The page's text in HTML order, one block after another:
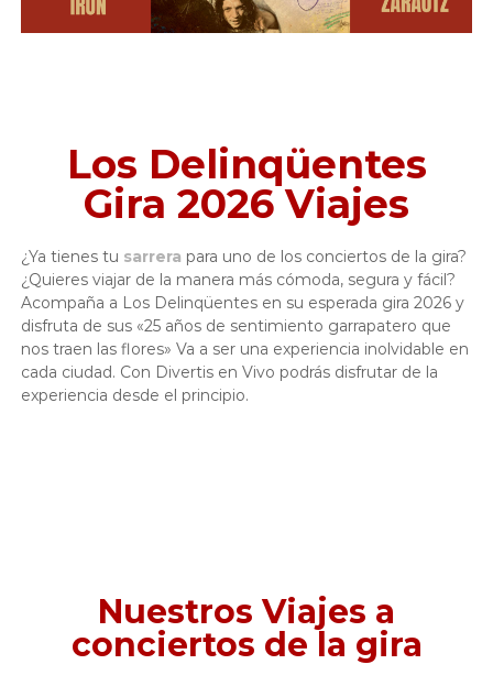
Los Delinqüentes
Gira 2026 Viajes
¿Ya tienes tu sarrera para uno de los conciertos de la gira?
¿Quieres viajar de la manera más cómoda, segura y fácil?
Acompaña a Los Delinqüentes en su esperada gira 2026 y
disfruta de sus «25 años de sentimiento garrapatero que
nos traen las flores» Va a ser una experiencia inolvidable en
cada ciudad. Con Divertis en Vivo podrás disfrutar de la
experiencia desde el principio.
Nuestros Viajes a
conciertos de la gira